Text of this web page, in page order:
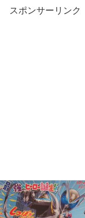
スポンサーリンク